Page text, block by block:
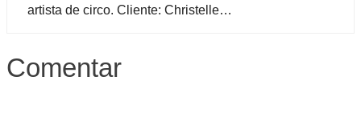
artista de circo. Cliente: Christelle…
Comentar